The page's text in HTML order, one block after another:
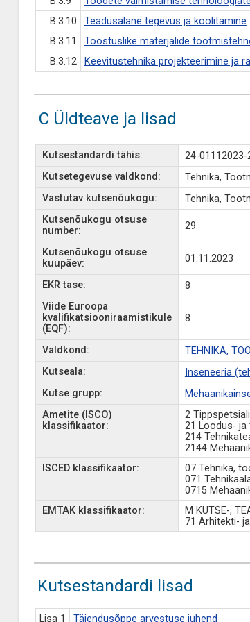
B.3.10
Teadusalane tegevus ja koolitamine
B.3.11
Tööstuslike materjalide
B.3.12
Keevitustehnika projekteerimine ja
C Üldteave ja lisad
Kutsestandardi tähis:
24-01112023-
Kutsetegevuse valdkond:
Tehnika,
Vastutav kutsenõukogu:
Tehnika,
Kutsenõukogu otsuse
number:
29
Kutsenõukogu otsuse
kuupäev:
01.11.2023
EKR tase:
8
Viide Euroopa
kvalifikatsiooniraamistikule
(EQF):
8
Valdkond:
TEHNIKA,
Kutseala:
Inseneeria
Kutse grupp:
Ametite (ISCO)
klassifikaator:
2
21 Loodus-
214
2144
ISCED klassifikaator:
07 Tehnika,
071
0715
EMTAK klassifikaator:
M KUTSE-,
71 Arhitekti-
Kutsestandardi lisad
Lisa 1 Täiendusõppe arvestuse juhend